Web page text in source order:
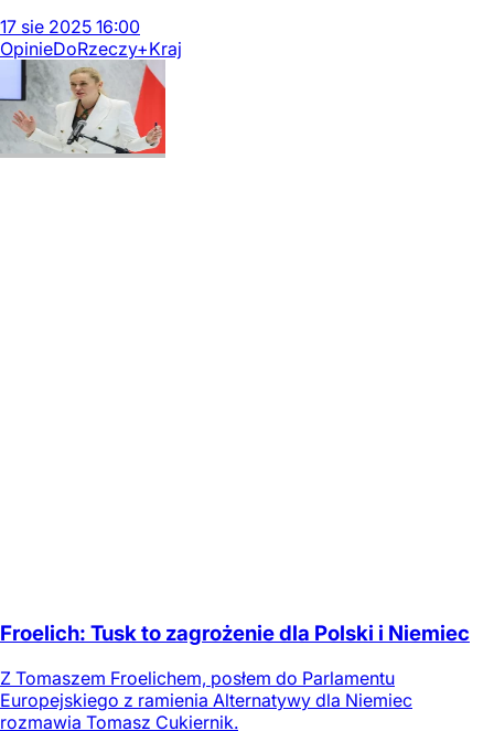
17 sie 2025 16:00
OpinieDoRzeczy+Kraj
Froelich: Tusk to zagrożenie dla Polski i Niemiec
Z Tomaszem Froelichem, posłem do Parlamentu
Europejskiego z ramienia Alternatywy dla Niemiec
rozmawia Tomasz Cukiernik.